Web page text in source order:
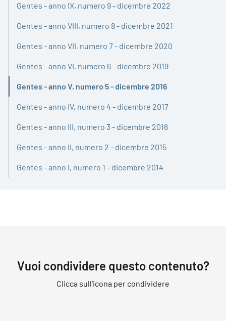
Gentes - anno IX, numero 9 - dicembre 2022
Gentes - anno VIII, numero 8 - dicembre 2021
Gentes - anno VII, numero 7 - dicembre 2020
Gentes - anno VI, numero 6 - dicembre 2019
Gentes - anno V, numero 5 - dicembre 2016
Attivo
Gentes - anno IV, numero 4 - dicembre 2017
Gentes - anno III, numero 3 - dicembre 2016
Gentes - anno II, numero 2 - dicembre 2015
Gentes - anno I, numero 1 - dicembre 2014
Vuoi condividere questo contenuto?
Clicca sull'icona per condividere